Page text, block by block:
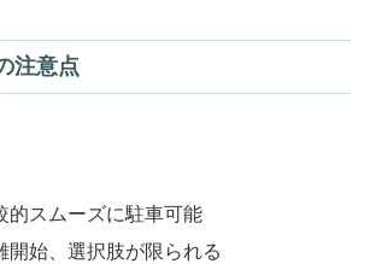
注意点
的スムーズに駐車可能
開始、選択肢が限られる